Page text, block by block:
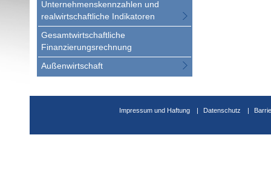
Unternehmenskennzahlen und
realwirtschaftliche Indikatoren
Gesamtwirtschaftliche
Finanzierungsrechnung
Außenwirtschaft
Impressum und Haftung Datenschutz